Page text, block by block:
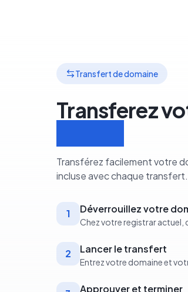
Transfert de domaine
Transferez
Transférez facilement votre
incluse avec chaque
1 Déverrouillez votre
Chez votre registrar actuel,
2 Lancer le transfert
Entrez votre domaine et
Approuver et terminer